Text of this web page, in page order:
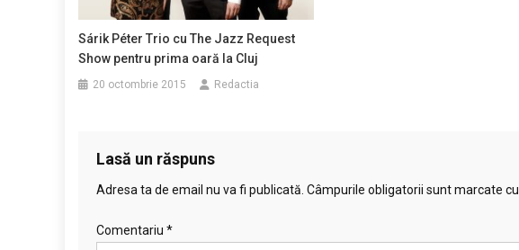
Sárik Péter Trio cu The Jazz Request
Show pentru prima oară la Cluj
20 octombrie 2015 Redactia
Lasă un răspuns
Adresa ta de email nu va fi publicată. Câmpurile obligatorii sunt marcate cu
Comentariu *